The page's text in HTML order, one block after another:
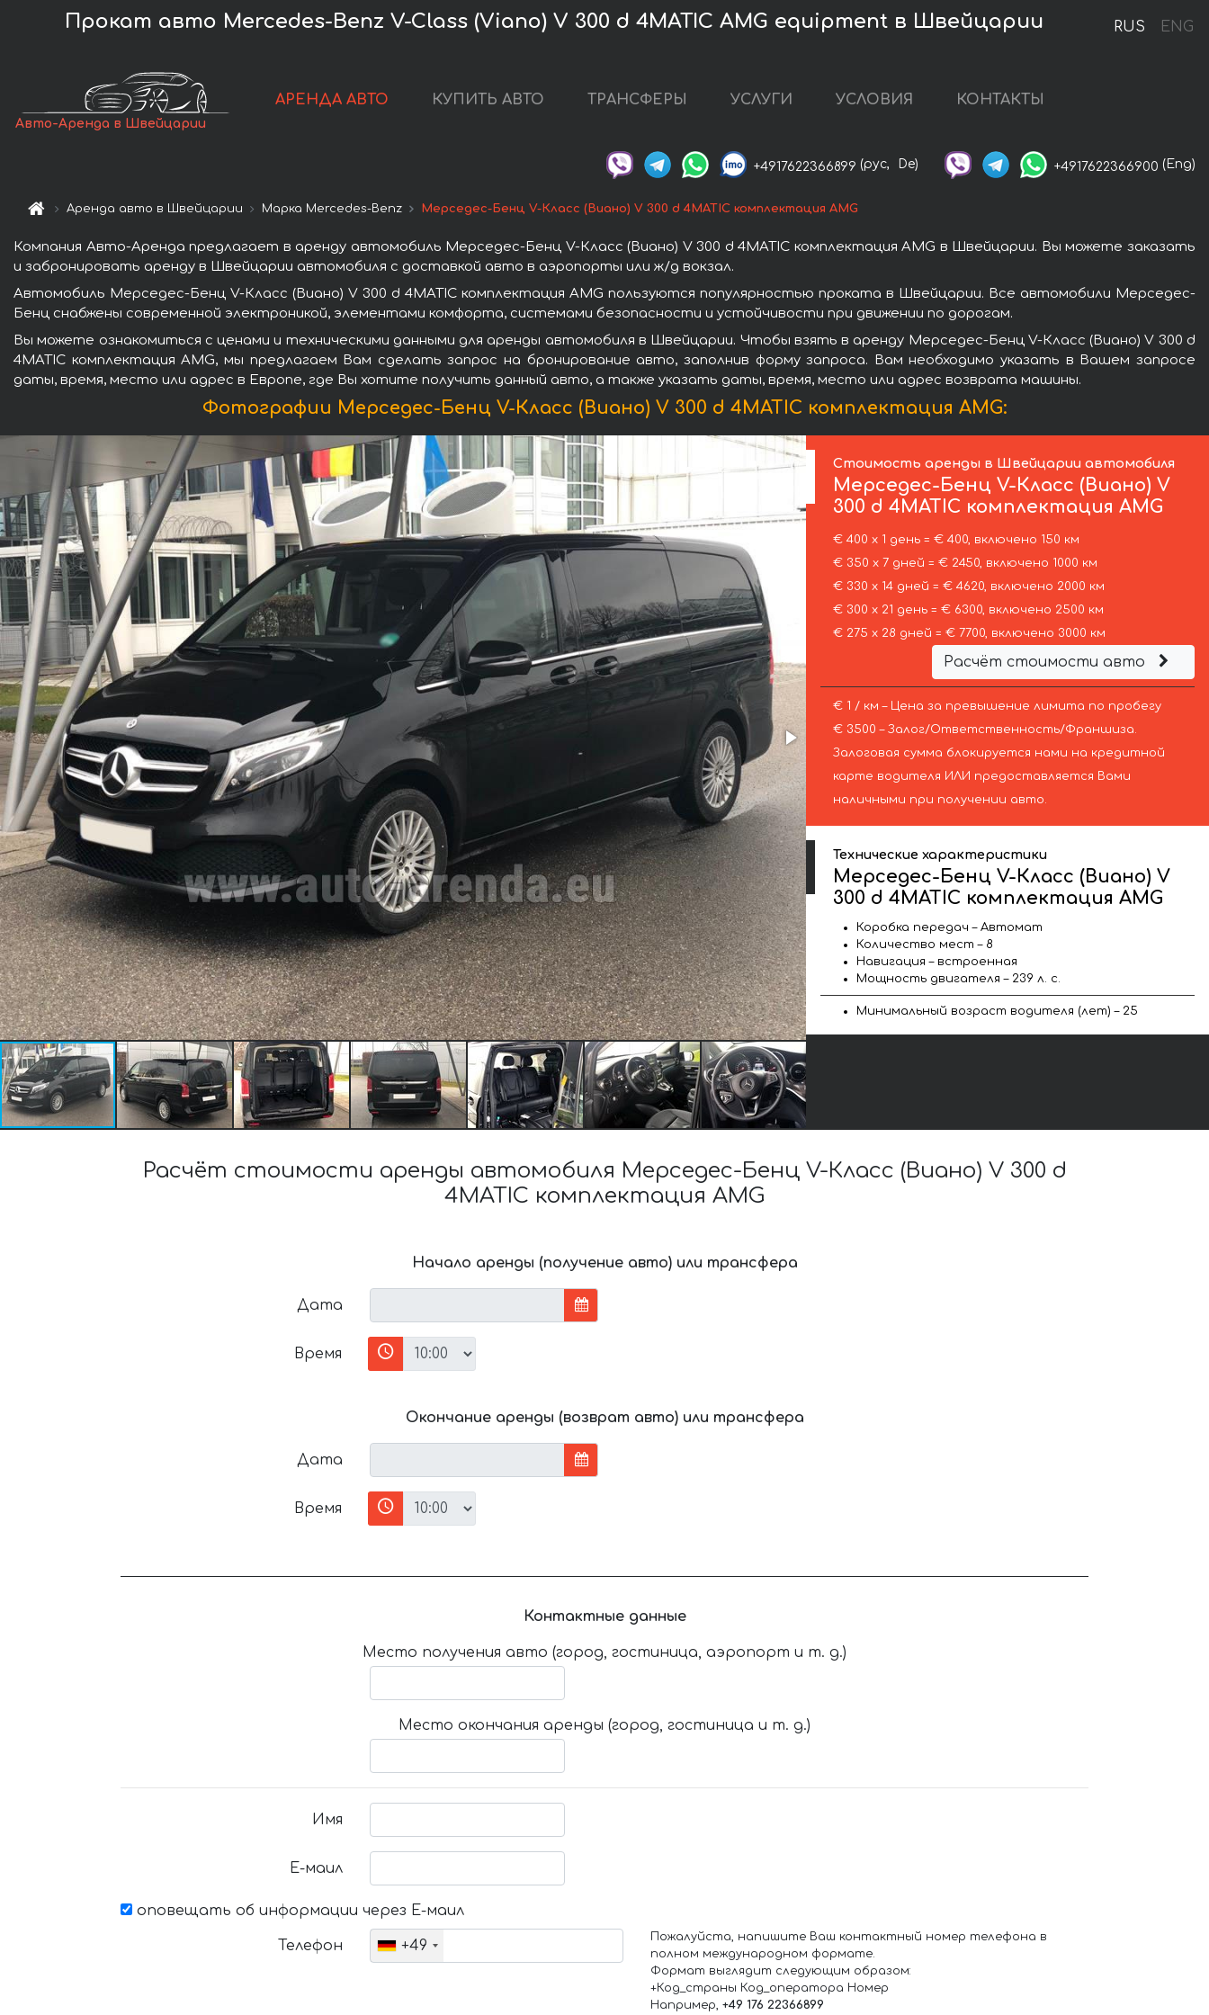
RUS ENG
Прокат авто Mercedes-Benz V-Class (Viano) V 300 d 4MATIC AMG equipment в Швейцарии
Авто-Аренда в Швейцарии
АРЕНДА АВТО КУПИТЬ АВТО ТРАНСФЕРЫ УСЛУГИ УСЛОВИЯ КОНТАКТЫ
+4917622366899 (рус, De) +4917622366900 (Eng)
Аренда авто в Швейцарии Марка Mercedes-Benz Мерседес-Бенц V-Класс (Виано) V 300 d 4MATIC комплектация AMG
Компания Авто-Аренда предлагает в аренду автомобиль Мерседес-Бенц V-Класс (Виано) V 300 d 4MATIC комплектация AMG в Швейцарии. Вы можете заказать
и забронировать аренду в Швейцарии автомобиля с доставкой авто в аэропорты или ж/д вокзал.
Автомобиль Мерседес-Бенц V-Класс (Виано) V 300 d 4MATIC комплектация AMG пользуются популярностью проката в Швейцарии. Все автомобили Мерседес-
Бенц снабжены современной электроникой, элементами комфорта, системами безопасности и устойчивости при движении по дорогам.
Вы можете ознакомиться с ценами и техническими данными для аренды автомобиля в Швейцарии. Чтобы взять в аренду Мерседес-Бенц V-Класс (Виано) V 300 d
4MATIC комплектация AMG, мы предлагаем Вам сделать запрос на бронирование авто, заполнив форму запроса. Вам необходимо указать в Вашем запросе
даты, время, место или адрес в Европе, где Вы хотите получить данный авто, а также указать даты, время, место или адрес возврата машины.
Фотографии Мерседес-Бенц V-Класс (Виано) V 300 d 4MATIC комплектация AMG:
Стоимость аренды в Швейцарии автомобиля
Мерседес-Бенц V-Класс (Виано) V
300 d 4MATIC комплектация AMG
€ 400 х 1 день = € 400, включено 150 км
€ 350 х 7 дней = € 2450, включено 1000 км
€ 330 х 14 дней = € 4620, включено 2000 км
€ 300 х 21 день = € 6300, включено 2500 км
€ 275 х 28 дней = € 7700, включено 3000 км
Расчёт стоимости авто
€ 1 / км – Цена за превышение лимита по пробегу
€ 3500 – Залог/Ответственность/Франшиза.
Залоговая сумма блокируется нами на кредитной
карте водителя ИЛИ предоставляется Вами
наличными при получении авто.
Технические характеристики
Мерседес-Бенц V-Класс (Виано) V
300 d 4MATIC комплектация AMG
Коробка передач – Автомат
Количество мест – 8
Навигация – встроенная
Мощность двигателя – 239 л. с.
Минимальный возраст водителя (лет) – 25
Расчёт стоимости аренды автомобиля Мерседес-Бенц V-Класс (Виано) V 300 d
4MATIC комплектация AMG
Начало аренды (получение авто) или трансфера
Дата
Время
Окончание аренды (возврат авто) или трансфера
Дата
Время
Контактные данные
Место получения авто (город, гостиница, аэропорт и т. д.)
Место окончания аренды (город, гостиница и т. д.)
Имя
Е-маил
оповещать об информации через Е-маил
Телефон +49
Пожалуйста, напишите Ваш контактный номер телефона в
полном международном формате.
Формат выглядит следующим образом:
+Код_страны Код_оператора Номер
Например, +49 176 22366899